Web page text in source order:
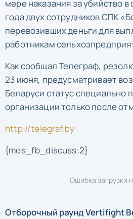
мере наказания заубийство в
года двух сотрудников СПК
перевозивших деньги для
работникам
Как сообщал Телеграф,
23 июня, предусматривает
Беларуси статус специально
организации только после
http://telegraf.by
{mos_fb_discuss:2}
Ошибка загрузки
Отборочный раунд Vertifight